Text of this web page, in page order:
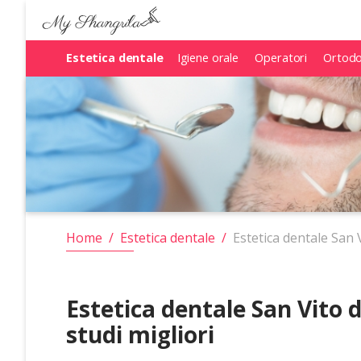
Estetica dentale
Estetica dentale Igiene orale
Igiene orale Operatori
Operatori
Home / Estetica dentale / Estetica dentale
Estetica dentale San Vito
studi migliori